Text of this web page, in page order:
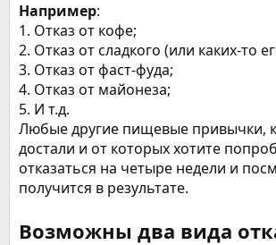
Например:
1. Отказ от кофе;
2. Отказ от сладкого (или каких-то
3. Отказ от фаст-фуда;
4. Отказ от майонеза;
5. И т.д.
Любые другие пищевые привычки,
достали и от которых хотите
отказаться на четыре недели и
получится в результате.
Возможны два вида